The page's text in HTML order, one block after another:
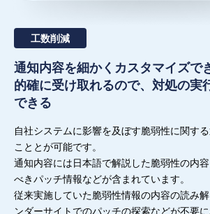
工数削減
通知内容を細かくカスタマイズで
的確に受け取れるので、対処の実
できる
自社システムに影響を及ぼす脆弱性に関す
こととが可能です。
通知内容には日本語で解説した脆弱性の内
べきパッチ情報などが含まれています。
従来実施していた脆弱性情報の内容の読み
ンダーサイトでのパッチの探索などが不要